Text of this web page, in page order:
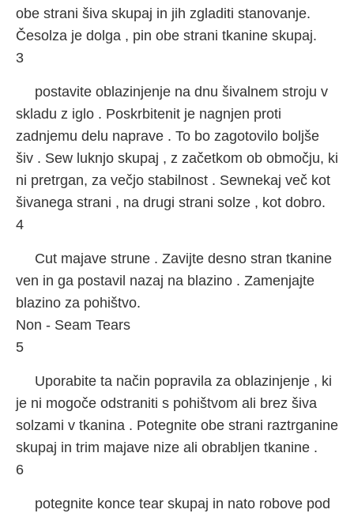
obe strani šiva skupaj in jih zgladiti stanovanje.
Česolza je dolga , pin obe strani tkanine skupaj.
3
postavite oblazinjenje na dnu šivalnem stroju v
skladu z iglo . Poskrbitenit je nagnjen proti
zadnjemu delu naprave . To bo zagotovilo boljše
šiv . Sew luknjo skupaj , z začetkom ob območju, ki
ni pretrgan, za večjo stabilnost . Sewnekaj več kot
šivanega strani , na drugi strani solze , kot dobro.
4
Cut majave strune . Zavijte desno stran tkanine
ven in ga postavil nazaj na blazino . Zamenjajte
blazino za pohištvo.
Non - Seam Tears
5
Uporabite ta način popravila za oblazinjenje , ki
je ni mogoče odstraniti s pohištvom ali brez šiva
solzami v tkanina . Potegnite obe strani raztrganine
skupaj in trim majave nize ali obrabljen tkanine .
6
potegnite konce tear skupaj in nato robove pod